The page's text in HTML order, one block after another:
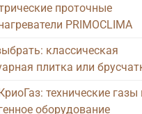
проточные
PRIMOCLIMA
классическая
плитка или
технические газы
оборудование